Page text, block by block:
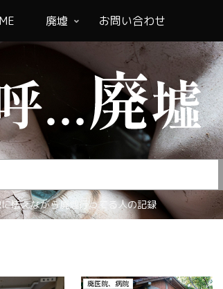
怯えながら廃墟行ってる人の記録
廃墟 お問い合わせ
その他